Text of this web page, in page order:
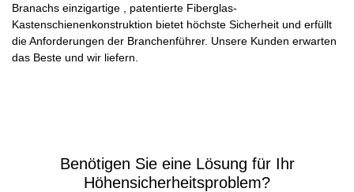
Branachs einzigartige
, patentierte Fiberglas-
Kastenschienenkonstruktion bietet höchste Sicherheit und erfüllt
die Anforderungen der Branchenführer. Unsere Kunden erwarten
das Beste und wir liefern.
Benötigen Sie eine Lösung für Ihr
Höhensicherheitsproblem?